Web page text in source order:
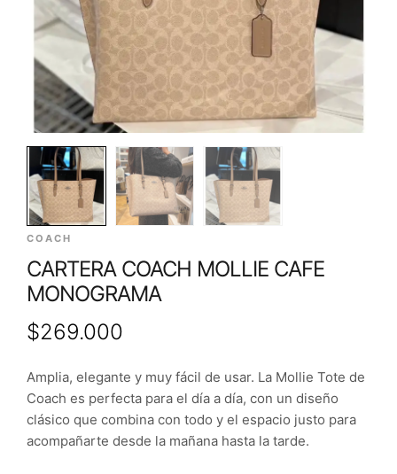
COACH
CARTERA COACH MOLLIE CAFE
MONOGRAMA
$269.000
Amplia, elegante y muy fácil de usar. La Mollie Tote de
Coach es perfecta para el día a día, con un diseño
clásico que combina con todo y el espacio justo para
acompañarte desde la mañana hasta la tarde.